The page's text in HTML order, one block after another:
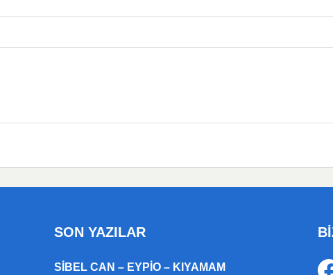
SON YAZILAR
SIBEL CAN – EYPIO – KIYAMAM